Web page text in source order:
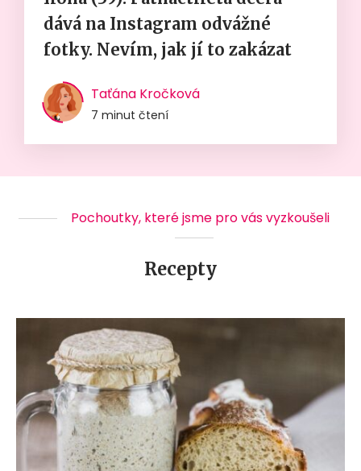
dává na Instagram odvážné
fotky. Nevím, jak jí to zakázat
Taťána Kročková
7 minut čtení
Pochoutky, které jsme pro vás vyzkoušeli
Recepty